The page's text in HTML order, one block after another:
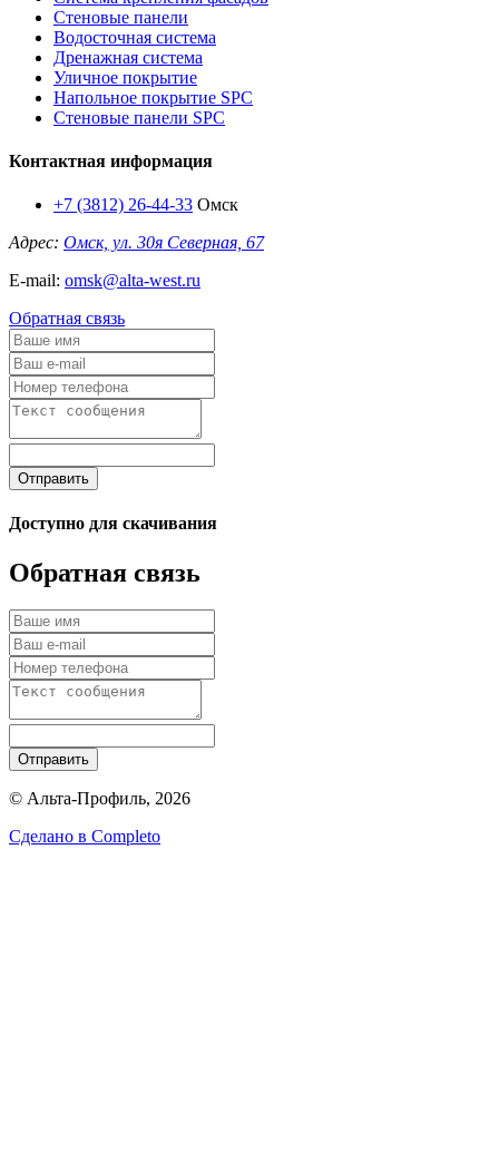
Стеновые панели
Водосточная система
Дренажная система
Уличное покрытие
Напольное покрытие SPC
Стеновые панели SPC
Контактная информация
+7 (3812) 26-44-33 Омск
Адрес: Омск, ул. 30я Северная, 67
E-mail: omsk@alta-west.ru
Обратная связь
Отправить
Доступно для скачивания
Обратная связь
Отправить
© Альта-Профиль, 2026
Сделано в Completo